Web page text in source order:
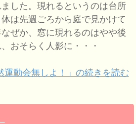
した。現れるというのは台所
は先週ごろから庭で見かけて
ぜか、窓に現れるのはやや後
おそらく人影に・・・
運動会無しよ！」の続きを読む